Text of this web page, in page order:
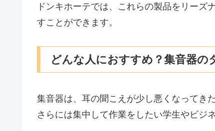
ドンキホーテでは、これらの製品をリーズ
すことができます。
どんな人におすすめ？集音器の
集音器は、耳の聞こえが少し悪くなってき
さらには集中して作業をしたい学生やビジ